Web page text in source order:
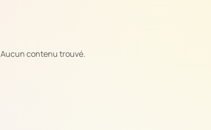
Aucun contenu trouvé.